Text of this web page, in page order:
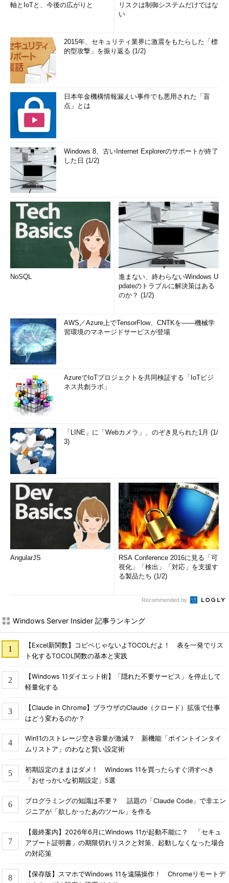
Windows 10 Fall Creators Updateでは、OneDriveの扱いが変
更され、ファイルやフォルダーごとに、あらかじめダウンロード
しておくか、それともオンデマンドでダウンロードするか、を選
択できるようになる、とされている。
「OneDrive のファイル オンデマンドについて」（マイク
ロソフト）
これに近い機能はWindows 8.1でいったん導入されたものの、
Windows 10でまた削除されたという経緯がある。オンラインと
オフラインの違いが分かりづらい、アプリによっては誤動作す
る、などの理由で、Windows 10では古いWindows 7向けと同じ
ようなOneDrive機能が使われていた。
【2017/10/23追記】2017年10月17日にリリースされたWindows
10 Fall Creators Updateでは、このOneDriveのオンデマンド機能
は実装されていなかった。だがその後OneDriveの更新版
（Ver.17.3.7073.1013）が提供され、現在ではオンデマンド機能
が利用可能になっている。まだ利用できないシステムでも、近く
自動的に更新されると思われる。
OneDriveのオンデマンド機能
オンデマンド機能が有効になっていると、ファイル名は表示
されるが、ファイルのデータそのものはローカルには保存さ
れず、ディスク領域を圧迫しない。ファイルを開こうとする
ハードウェア／エディション関連の機能
ハードウェアやエディション関係の新機能は次の通りである。
機能
Windows 10
・ミッションクリティカルな用途やハイエンドワークステー
ションとしての用途に向けて、新しくWindows 10 Pro for
Workstationsというエディションがリリースされる予定。最
大4ソケットのCPU、最大6TBのメモリなどをサポート（通常
のPro版は2ソケット、2TBメモリまでサポート）
・ARM64 CPU向けのエディションをリリース予定
「Mixed Reality Viewer」のサポート
タブレットペ
ンサポート
・タブレットのペンでリストやWebページのスクロールが可
能になっている
視線追跡機能
・障害のあるユーザーが、視線だけでPCを操作できるよう
に、視線を追跡するハードウェアとその機能をサポート
創作作業を支援するためのツール、特に3D関係のツール、例え
ば3Dの作図や3Dプリンタ／Mixed Reality（MR、複合現実）用
ツールなどを強化しているところから名付けられているようだ
が、今回のFall Crators Updateでは3DペイントツールやMR用ツ
Tech Basics／Keyword解説「
軸とIoTと、今後の広がりと
リスクは制御システムだけではな
い
2015年、セキュリティ業界に激震をもたらした「標
的型攻撃」を振り返る (1/2)
日本年金機構情報漏えい事件でも悪用された「盲
点」とは
Windows 8、古いInternet Explorerのサポートが終了
した日 (1/2)
NoSQL
進まない、終わらないWindows U
pdateのトラブルに解決策はある
のか？ (1/2)
AWS／Azure上でTensorFlow、CNTKを――機械学
習環境のマネージドサービスが登場
AzureでIoTプロジェクトを共同検証する「IoTビジ
ネス共創ラボ」
「LINE」に「Webカメラ」、のぞき見られた1月 (1/
3)
AngularJS
RSA Conference 2016に見る「可
視化」「検出」「対応」を支援す
る製品たち (1/2)
Recommended by
Windows Server Insider 記事ランキング
【Excel新関数】コピペじゃないよTOCOLだよ！ 表を一発でリス
ト化するTOCOL関数の基本と実践
【Windows 11ダイエット術】「隠れた不要サービス」を停止して
軽量化する
【Claude in Chrome】ブラウザのClaude（クロード）拡張で仕事
はどう変わるのか？
Win11のストレージ空き容量が激減？ 新機能「ポイントインタイ
ムリストア」のわなと賢い設定術
初期設定のままはダメ！ Windows 11を買ったらすぐ消すべき
「おせっかいな初期設定」5選
プログラミングの知識は不要？ 話題の「Claude Code」で非エン
ジニアが「欲しかったあのツール」を作る
【最終案内】2026年6月にWindows 11が起動不能に？ 「セキュ
アブート証明書」の期限切れリスクと対策、起動しなくなった場合
の対応策
【保存版】スマホでWindows 11を遠隔操作！ Chromeリモートデ